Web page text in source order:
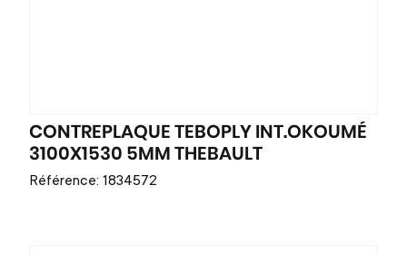
CONTREPLAQUE TEBOPLY INT.OKOUMÉ
3100X1530 5MM THEBAULT
Référence: 1834572